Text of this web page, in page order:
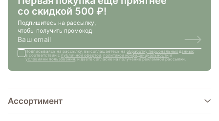
со скидкой 500 ₽!
Подпишитесь на рассылку,
чтобы получить промокод
Подписываясь на рассылку, вы соглашаетесь наобработку персональных данных
в соответствии спубличной офертой ,политикой конфиденциальностии
условиями пользования, и даёте согласие на получение рекламной рассылки.
Ассортимент